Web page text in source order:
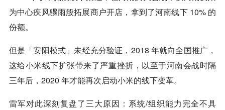
为中心疾风骤雨般拓展商户开店 ，拿到了河南线下 10% 的
份额。
但是「安阳模式」未经充分验证，2018 年就向全国推广，
这给小米线下扩张带来了严重挫折，以至于河南会战时隔
三年后，2020 年才能再次启动小米的线下变革。
雷军对此深刻复盘了三大原因：系统/组织能力完全不具